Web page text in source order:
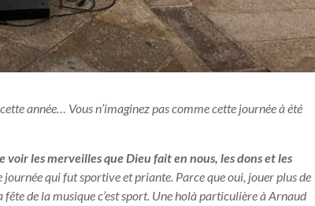
année… Vous n’imaginez pas comme cette journée à été
voir les merveilles que Dieu fait en nous, les dons et les
qui fut sportive et priante. Parce que oui, jouer plus de
de la musique c’est sport. Une holà particulière à Arnaud